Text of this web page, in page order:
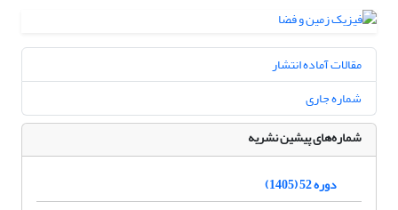
مقالات آماده انتشار
شماره جاری
شماره‌های پیشین نشریه
دوره 52 (1405)